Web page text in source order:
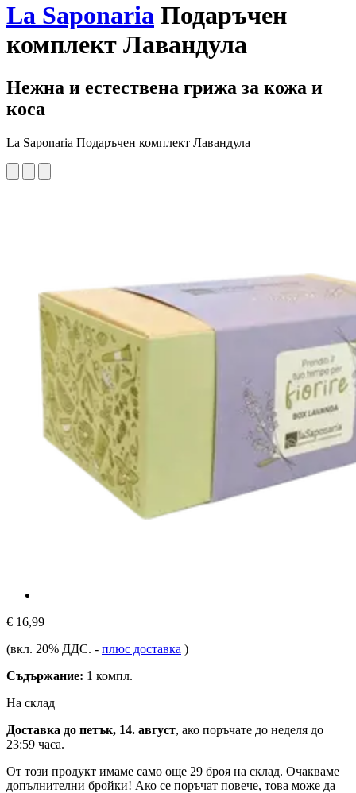
La Saponaria Подаръчен
комплект Лавандула
Нежна и естествена грижа за кожа и
коса
La Saponaria Подаръчен комплект Лавандула
€ 16,99
(вкл. 20% ДДС. - плюс доставка )
Съдържание: 1 компл.
На склад
Доставка до петък, 14. август, ако поръчате до неделя до
23:59 часа.
От този продукт имаме само още 29 броя на склад. Очакваме
допълнителни бройки! Ако се поръчат повече, това може да